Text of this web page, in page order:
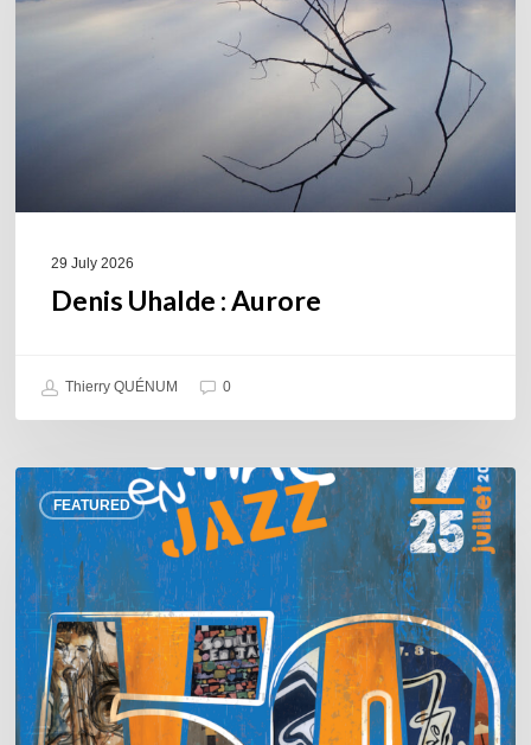
29 July 2026
Denis Uhalde : Aurore
Thierry QUÉNUM 0
FEATURED
Souillac
en
Jazz
2026
–
Three
days
of
jazz